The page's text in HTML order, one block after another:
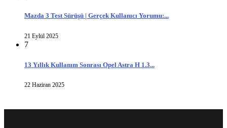
Mazda 3 Test Sürüşü | Gerçek Kullanıcı Yorumu:...
21 Eylül 2025
7
13 Yıllık Kullanım Sonrası Opel Astra H 1.3...
22 Haziran 2025